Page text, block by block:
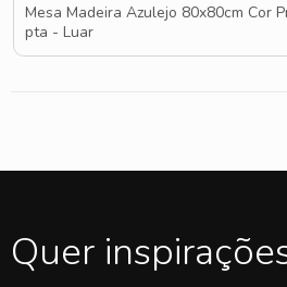
Mesa Madeira Azulejo 80x80cm Cor
pta - Luar
Quer